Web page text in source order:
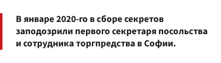
В январе 2020-го в сборе секретов
заподозрили первого секретаря посольства
и сотрудника торгпредства в Софии.